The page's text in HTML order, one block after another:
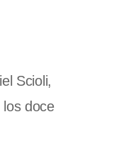
Scioli,
doce